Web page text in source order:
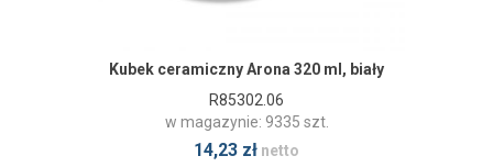
Kubek ceramiczny Arona 320 ml, biały
R85302.06
w magazynie: 9335 szt.
14,23 zł netto